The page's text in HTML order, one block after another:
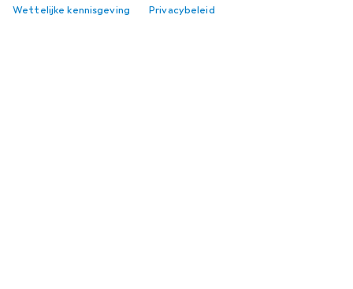
Wettelijke kennisgeving Privacybeleid